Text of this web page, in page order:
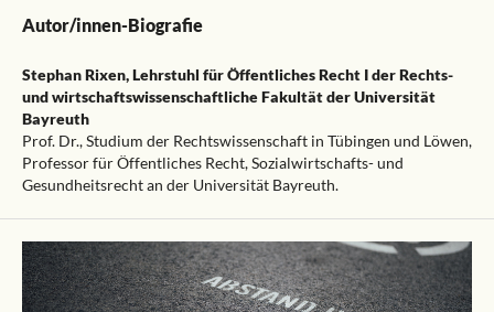
Autor/innen-Biografie
Stephan Rixen,Lehrstuhl für Öffentliches Recht I der Rechts-
und wirtschaftswissenschaftliche Fakultät der Universität
Bayreuth
Prof. Dr., Studium der Rechtswissenschaft in Tübingen und Löwen,
Professor für Öffentliches Recht, Sozialwirtschafts- und
Gesundheitsrecht an der Universität Bayreuth.